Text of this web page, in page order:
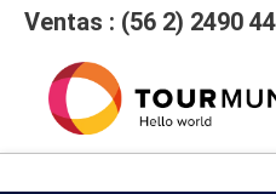
Ventas : (56 2) 2490